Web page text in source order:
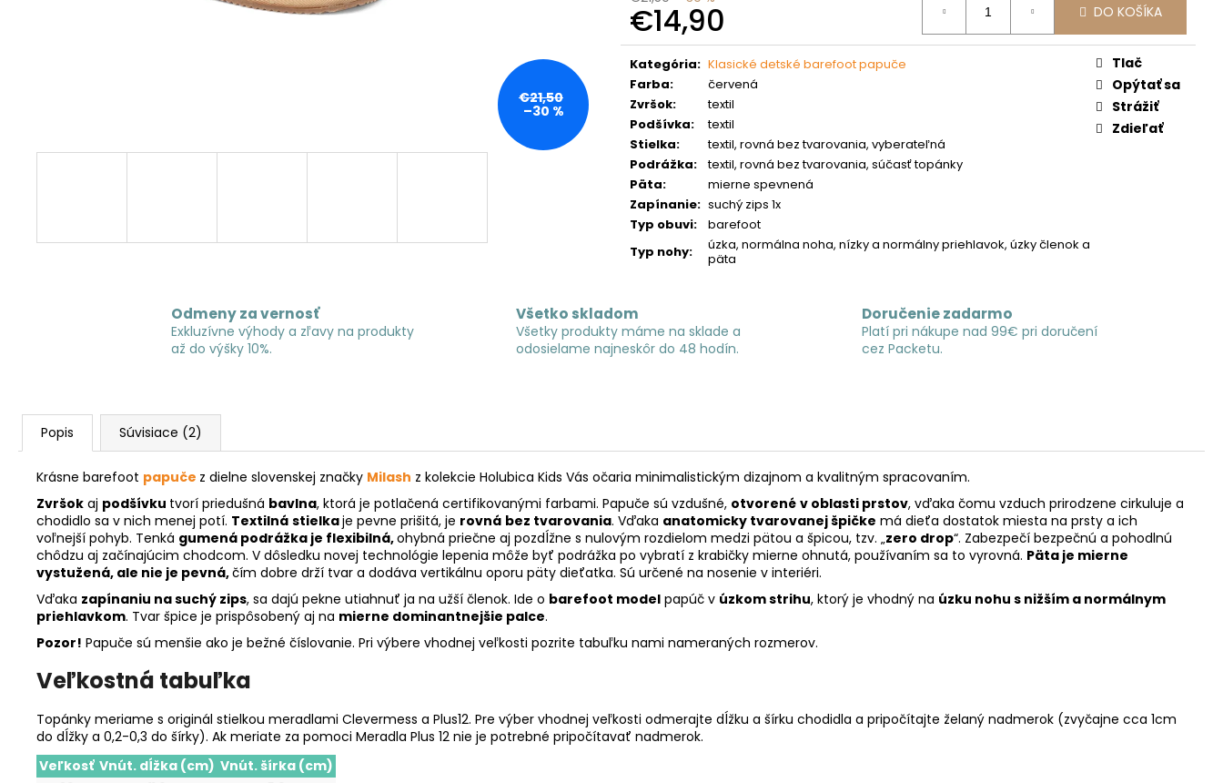
€14,90
Jednotková
cena:
DO KOŠÍKA
Kategória: Klasické detské barefoot papuče
Farba:
červená
Zvršok:
textil
Podšívka:
textil
Stielka:
textil, rovná bez tvarovania, vyberateľná
Podrážka:
textil, rovná bez tvarovania, súčasť topánky
Päta:
mierne spevnená
Zapínanie: suchý zips 1x
Typ obuvi:
barefoot
Typ nohy:
úzka, normálna noha, nízky a normálny priehlavok, úzky členok a
päta
Tlač
Opýtať sa
Strážiť
Zdieľať
€21,50
–30 %
Odmeny za vernosť
Exkluzívne výhody a zľavy na produkty
až do výšky 10%.
Všetko skladom
Všetky produkty máme na sklade a
odosielame najneskôr do 48 hodín.
Doručenie zadarmo
Platí pri nákupe nad 99€ pri doručení
cez Packetu.
Popis Súvisiace (2)
Krásne barefoot papuče z dielne slovenskej značky Milash z kolekcie Holubica Kids Vás očaria minimalistickým dizajnom a kvalitným spracovaním.
Zvršok aj podšívku tvorí priedušná bavlna, ktorá je potlačená certifikovanými farbami. Papuče sú vzdušné, otvorené v oblasti prstov, vďaka čomu vzduch prirodzene cirkuluje a
chodidlo sa v nich menej potí. Textilná stielkaje pevne prišitá, je rovná bez tvarovania. Vďaka anatomicky tvarovanej špičke má dieťa dostatok miesta na prsty a ich
voľnejší pohyb. Tenká gumená podrážka je flexibilná,ohybná priečne aj pozdĺžne s nulovým rozdielom medzi pätou a špicou, tzv. „zero drop“. Zabezpečí bezpečnú a pohodlnú
chôdzu aj začínajúcim chodcom. V dôsledku novej technológie lepenia môže byť podrážka po vybratí z krabičky mierne ohnutá, používaním sa to vyrovná. Päta je mierne
vystužená, ale nie je pevná,čím dobre drží tvar a dodáva vertikálnu oporu päty dieťatka. Sú určené na nosenie v interiéri.
Vďaka zapínaniu na suchý zips, sa dajú pekne utiahnuť ja na užší členok. Ide o barefoot model papúč v úzkom strihu, ktorý je vhodný na úzku nohu s nižším a normálnym
priehlavkom. Tvar špice je prispôsobený aj na mierne dominantnejšie palce.
Pozor! Papuče sú menšie ako je bežné číslovanie. Pri výbere vhodnej veľkosti pozrite tabuľku nami nameraných rozmerov.
Veľkostná tabuľka
Topánky meriame s originál stielkou meradlami Clevermess a Plus12. Pre výber vhodnej veľkosti odmerajte dĺžku a šírku chodidla a pripočítajte želaný nadmerok (zvyčajne cca 1cm
do dĺžky a 0,2-0,3 do šírky). Ak meriate za pomoci Meradla Plus 12 nie je potrebné pripočítavať nadmerok.
Veľkosť Vnút. dĺžka (cm) Vnút. šírka (cm)